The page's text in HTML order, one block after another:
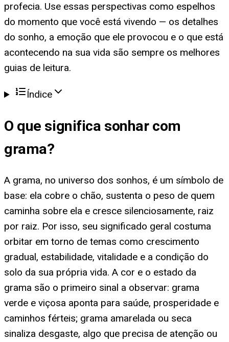
profecia. Use essas perspectivas como espelhos
do momento que você está vivendo — os detalhes
do sonho, a emoção que ele provocou e o que está
acontecendo na sua vida são sempre os melhores
guias de leitura.
Índice
O que significa sonhar com
grama?
A grama, no universo dos sonhos, é um símbolo de
base: ela cobre o chão, sustenta o peso de quem
caminha sobre ela e cresce silenciosamente, raiz
por raiz. Por isso, seu significado geral costuma
orbitar em torno de temas como crescimento
gradual, estabilidade, vitalidade e a condição do
solo da sua própria vida. A cor e o estado da
grama são o primeiro sinal a observar: grama
verde e viçosa aponta para saúde, prosperidade e
caminhos férteis; grama amarelada ou seca
sinaliza desgaste, algo que precisa de atenção ou